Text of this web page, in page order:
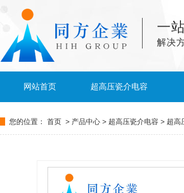
一
解决
网站首页 超高压瓷介电容
您的位置： 首页 > 产品中心 > 超高压瓷介电容 > 超高